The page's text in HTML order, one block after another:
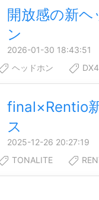
開放感の新ヘ
ン
2026-01-30 18:43:51
ヘッドホン
final×Rentio
ス
2025-12-26 20:27:19
TONALITE